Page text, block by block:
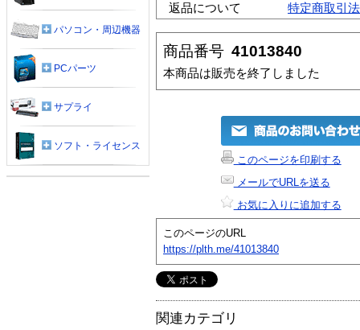
返品について
特定商取引
商品番号 41013840
本商品は販売を終了しました
このページを印刷する
メールでURLを送る
お気に入りに追加する
このページのURL
https://plth.me/41013840
関連カテゴリ
パソコン・周辺機器
PCパーツ
サプライ
ソフト・ライセンス